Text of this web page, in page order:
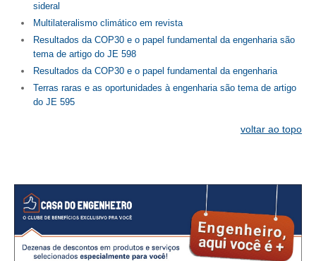
sideral
Multilateralismo climático em revista
Resultados da COP30 e o papel fundamental da engenharia são
tema de artigo do JE 598
Resultados da COP30 e o papel fundamental da engenharia
Terras raras e as oportunidades à engenharia são tema de artigo
do JE 595
voltar ao topo